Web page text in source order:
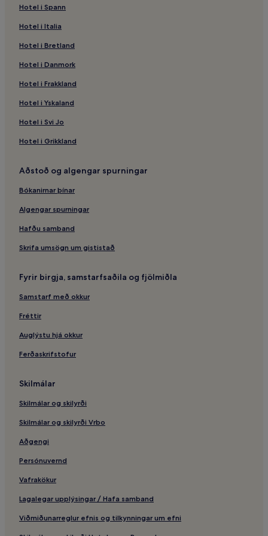
Hotel i Spann
Hotel i Italia
Hotel i Bretland
Hotel i Danmork
Hotel i Frakkland
Hotel i Yskaland
Hotel i Svi Jo
Hotel i Grikkland
Aðstoð og algengar spurningar
Bókanirnar þínar
Algengar spurningar
Hafðu samband
Skrifa umsögn um gististað
Fyrir birgja, samstarfsaðila og fjölmiðla
Samstarf með okkur
Fréttir
Auglýstu hjá okkur
Ferðaskrifstofur
Skilmálar
Skilmálar og skilyrði
Skilmálar og skilyrði Vrbo
Aðgengi
Persónuvernd
Vafrakökur
Lagalegar upplýsingar / Hafa samband
Viðmiðunarreglur efnis og tilkynningar um efni